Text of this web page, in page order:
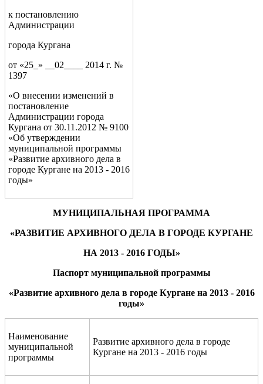
к постановлению
Администрации
города Кургана
от «25_» __02____ 2014 г. №
1397
«О внесении изменений в
постановление
Администрации города
Кургана от 30.11.2012 № 9100
«Об утверждении
муниципальной программы
«Развитие архивного дела в
городе Кургане на 2013 - 2016
годы»
МУНИЦИПАЛЬНАЯ ПРОГРАММА
«РАЗВИТИЕ АРХИВНОГО ДЕЛА В ГОРОДЕ КУРГАНЕ
НА 2013 - 2016ГОДЫ»
Паспорт муниципальной программы
«Развитие архивного дела в городе Кургане на 2013 - 2016
годы»
Наименование
муниципальной
программы
Развитие архивного дела в городе
Кургане на 2013 - 2016 годы